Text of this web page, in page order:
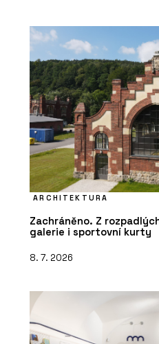
ARCHITEKTURA
Zachráněno. Z
galerie i sportovní kurty
8. 7. 2026